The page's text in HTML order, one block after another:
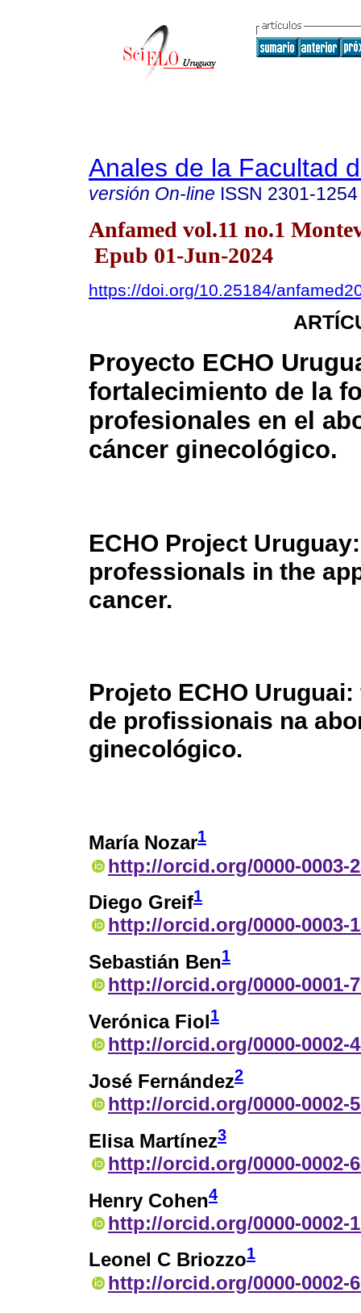
Anales de la Facultad
versión On-line ISSN 2301-1254
Anfamed vol.11 no.1
Epub 01-Jun-2024
https://doi.org/10.25184/
Proyecto ECHO
fortalecimiento de la
profesionales en el
cáncer ginecológico.
ECHO Project
professionals in the
cancer.
Projeto ECHO
de profissionais na
ginecológico.
María Nozar1
http://orcid.org/0000-0003-
Diego Greif1
http://orcid.org/0000-0003-
Sebastián Ben1
http://orcid.org/0000-0001-
Verónica Fiol1
http://orcid.org/0000-0002-
José Fernández2
http://orcid.org/0000-0002-
Elisa Martínez3
http://orcid.org/0000-0002-
Henry Cohen4
http://orcid.org/0000-0002-
Leonel C Briozzo1
http://orcid.org/0000-0002-